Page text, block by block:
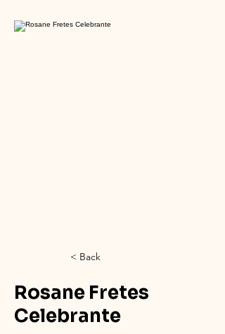
< Back
Rosane Fretes
Celebrante